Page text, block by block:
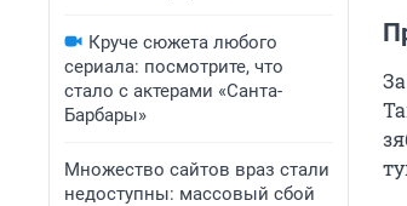
Круче сюжета любого
сериала: посмотрите, что
стало с актерами «Санта-
Барбары»
Множество сайтов враз стали
недоступны: массовый сбой